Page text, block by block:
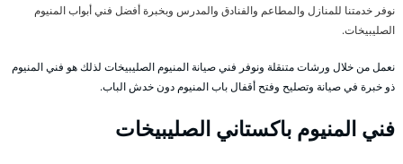
نوفر خدمتنا للمنازل والمطاعم والفنادق والمدرس وبخبرة أفضل فني أبواب المنيوم
الصليبيخات.
نعمل من خلال ورشات متنقلة ونوفر فني صيانة المنيوم الصليبيخات لذلك هو فني المنيوم
ذو خبرة في صيانة وتصليح وفتح أقفال باب المنيوم دون خدش الباب.
فني المنيوم باكستاني الصليبيخات